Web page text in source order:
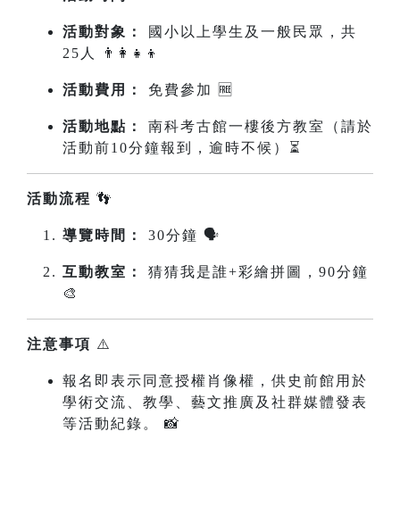
活動對象：
國小以上學生及一般民眾，共
25人 👨‍👩‍👧‍👦
活動費用： 免費參加 🆓
活動地點：
南科考古館一樓後方教室（請於
活動前10分鐘報到，逾時不候）⏳
活動流程 👣
導覽時間： 30分鐘 🗣️
互動教室：
猜猜我是誰+彩繪拼圖，90分鐘
🎨
注意事項 ⚠️
報名即表示同意授權肖像權，供史前館用於
學術交流、教學、藝文推廣及社群媒體發表
等活動紀錄。 📸